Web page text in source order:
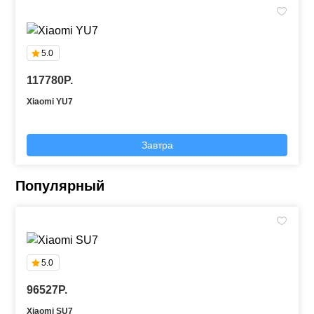
5.0
117780P.
Xiaomi YU7
Завтра
Популярный
5.0
96527P.
Xiaomi SU7